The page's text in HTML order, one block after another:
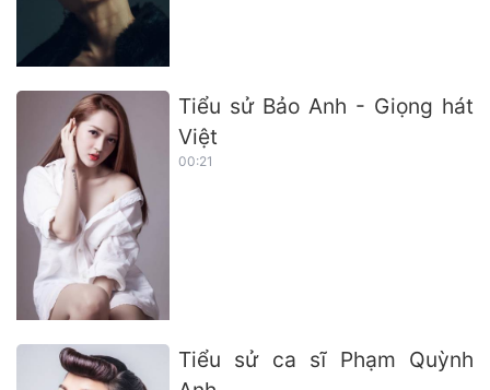
Tiểu sử Bảo Anh - Giọng hát
Việt
00:21
Tiểu sử ca sĩ Phạm Quỳnh